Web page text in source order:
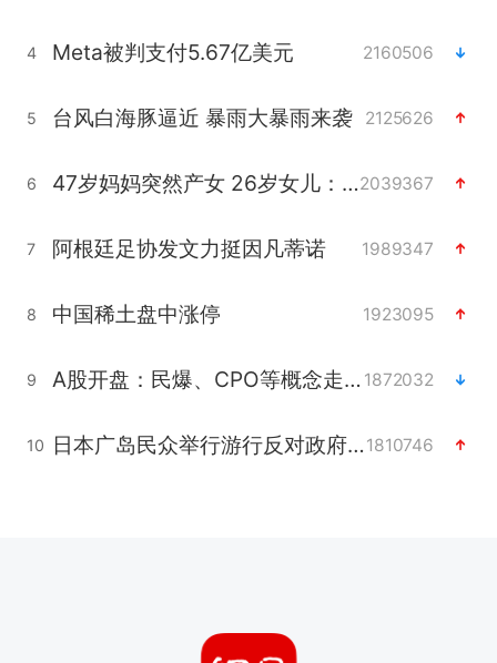
4 Meta被判支付5.67亿美元 2160506
5 台风白海豚逼近 暴雨大暴雨来袭 2125626
6 47岁妈妈突然产女 26岁女儿：很震惊2039367
7 阿根廷足协发文力挺因凡蒂诺 1989347
8 中国稀土盘中涨停 1923095
9 A股开盘：民爆、CPO等概念走强 1872032
10 日本广岛民众举行游行反对政府行径1810746